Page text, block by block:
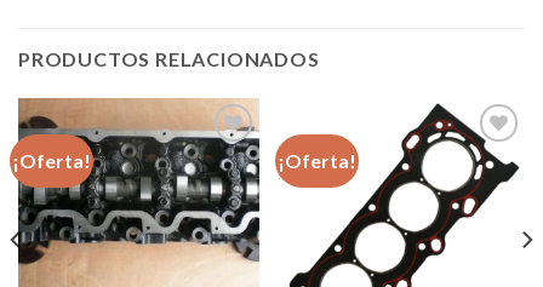
PRODUCTOS RELACIONADOS
¡Oferta!
Añadir
a la
lista de
deseos
¡Oferta!
Añadir